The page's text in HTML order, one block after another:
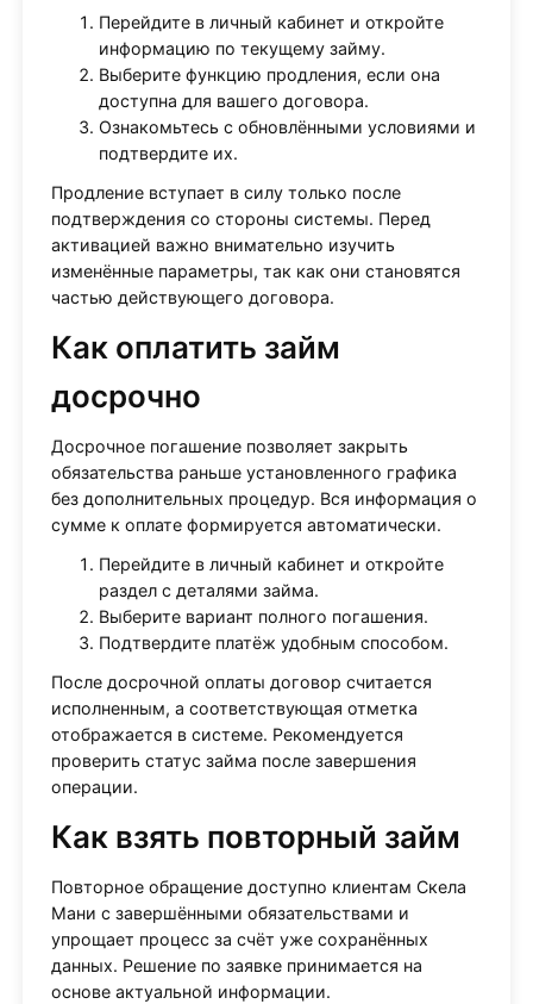
Перейдите в личный кабинет и откройте
информацию по текущему займу.
Выберите функцию продления, если она
доступна для вашего договора.
Ознакомьтесь с обновлёнными условиями и
подтвердите их.
Продление вступает в силу только после
подтверждения со стороны системы. Перед
активацией важно внимательно изучить
изменённые параметры, так как они становятся
частью действующего договора.
Как оплатить займ
досрочно
Досрочное погашение позволяет закрыть
обязательства раньше установленного графика
без дополнительных процедур. Вся информация о
сумме к оплате формируется автоматически.
Перейдите в личный кабинет и откройте
раздел с деталями займа.
Выберите вариант полного погашения.
Подтвердите платёж удобным способом.
После досрочной оплаты договор считается
исполненным, а соответствующая отметка
отображается в системе. Рекомендуется
проверить статус займа после завершения
операции.
Как взять повторный займ
Повторное обращение доступно клиентам Скела
Мани с завершёнными обязательствами и
упрощает процесс за счёт уже сохранённых
данных. Решение по заявке принимается на
основе актуальной информации.